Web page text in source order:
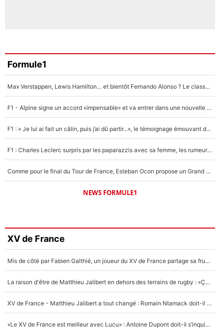
Formule1
Max Verstappen, Lewis Hamilton… et bientôt Fernando Alonso ? Le classement des pilotes les mieux payés en Formule 1 risque de changer !
F1 - Alpine signe un accord «impensable» et va entrer dans une nouvelle dimension : Grande nouvelle pour Pierre Gasly !
F1 : « Je lui ai fait un câlin, puis j’ai dû partir...», le témoignage émouvant de Max Verstappen sur sa fille
F1 : Charles Leclerc surpris par les paparazzis avec sa femme, les rumeurs étaient vraies !
Comme pour le final du Tour de France, Esteban Ocon propose un Grand Prix de Formule 1 à Paris : «Autour de l’Arc de Triomphe, ce serait génial» !
NEWS FORMULE1
XV de France
Mis de côté par Fabien Galthié, un joueur du XV de France partage sa frustration : «ils ne me l’ont pas dit tout de suite»
La raison d'être de Matthieu Jalibert en dehors des terrains de rugby : «Ça m'atteint autant que si tu touches à un membre de ma famille»
XV de France - Matthieu Jalibert a tout changé : Romain Ntamack doit-il s’inquiéter pour sa place à un an de la Coupe du monde ?
«Le XV de France est meilleur avec Lucu» : Antoine Dupont doit-il s’inquiéter pour sa place ?